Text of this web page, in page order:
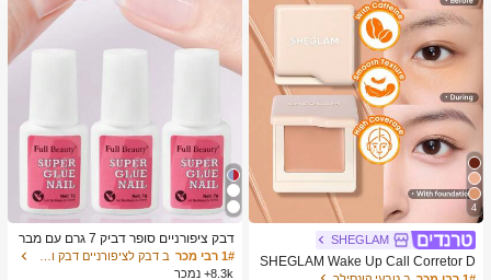
4
SHEGLAM
SHEGLAM Wake Up Call Corretor D
דבק ציפורניים סופר דביק 7 גרם עם מבר
שת, דבק ג'ל מהיר ייבוש, מתאים לציפורנ
יים מלאכותיות, ציפורני אקריל, ציפורני ה
1# רבי מכר
8.3k+ נמכר